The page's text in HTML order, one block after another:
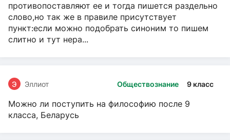
противопоставляют ее и тогда пишется раздельно
слово,но так же в правиле присутствует
пункт:если можно подобрать синоним то пишем
слитно и тут нера...
Обществознание 9 класс
Э Эллиот
Можно ли поступить на философию после 9
класса, Беларусь